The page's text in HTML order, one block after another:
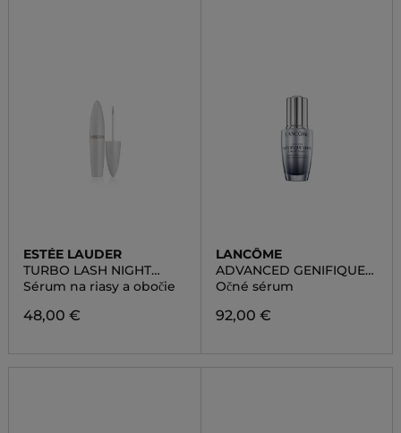
ESTÉE LAUDER
TURBO LASH NIGHT
REVITALIZING SERUM
LASH+BROW
Sérum na riasy a obočie
48,00 €
LANCÔME
ADVANCED GENIFIQUE
YEUX LIGHT PEARL
SERUM
Očné sérum
92,00 €